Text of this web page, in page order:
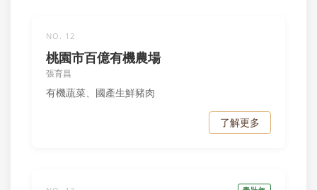
NO. 12
桃園市百億有機農場
張育昌
有機蔬菜、國產生鮮豬肉
了解更多